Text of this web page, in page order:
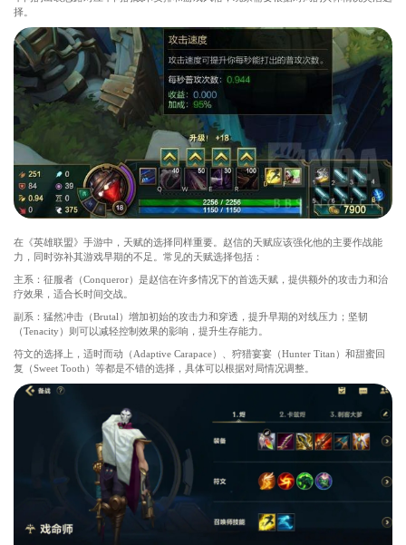
择。
在《英雄联盟》手游中，天赋的选择同样重要。赵信的天赋应该强化他的主要作战能
力，同时弥补其游戏早期的不足。常见的天赋选择包括：
主系：征服者（Conqueror）是赵信在许多情况下的首选天赋，提供额外的攻击力和治
疗效果，适合长时间交战。
副系：猛然冲击（Brutal）增加初始的攻击力和穿透，提升早期的对线压力；坚韧
（Tenacity）则可以减轻控制效果的影响，提升生存能力。
符文的选择上，适时而动（Adaptive Carapace）、狩猎宴宴（Hunter Titan）和甜蜜回
复（Sweet Tooth）等都是不错的选择，具体可以根据对局情况调整。